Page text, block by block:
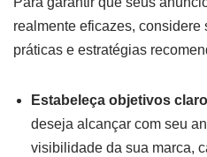
realmente eficazes, considere
práticas e estratégias
Estabeleça objetivos
deseja alcançar com seu
visibilidade da sua marca,